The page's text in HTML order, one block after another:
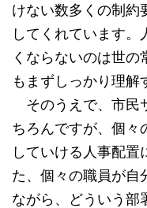
けない数多くの制約
してくれています
くならないのは世
もまずしっかり理解
そのうえで、市民
ちろんですが、個々
していける人事配置
た、個々の職員が自
ながら、どういう部